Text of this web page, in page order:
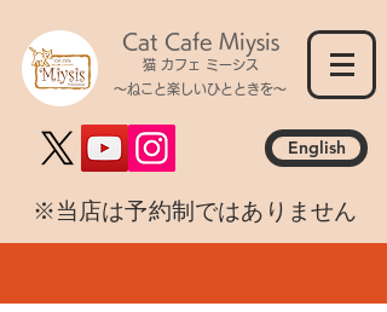
Cat Cafe Miysis
猫 カフェ ミーシス
～ねこと楽しいひとときを～
English
​※当店は予約制ではありません